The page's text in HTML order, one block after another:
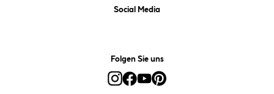
Social Media
Folgen Sie uns